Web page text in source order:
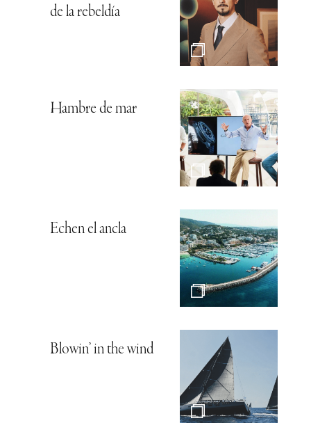
de la rebeldía
Hambre de mar
Echen el ancla
Blowin’ in the wind